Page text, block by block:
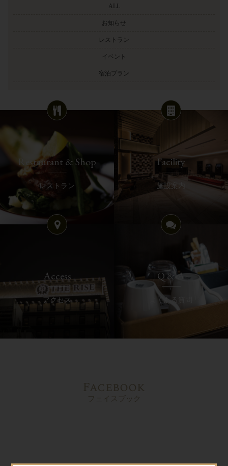
ALL
お知らせ
レストラン
イベント
宿泊プラン
Restaurant & Shop
レストラン
Facility
施設案内
Access
アクセス
Q & A
よくある質問
Facebook
フェイスブック